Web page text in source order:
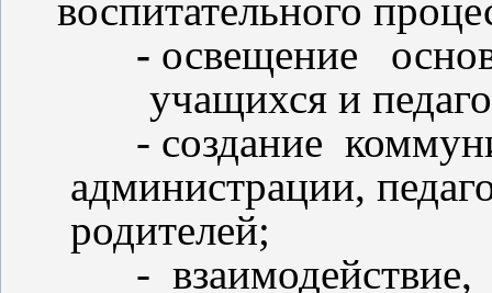
воспитательного
- освещение
учащихся и
- создание
администрации,
родителей;
-